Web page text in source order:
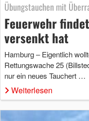
Übungstauchen mit
Feuerwehr
versenkt hat
Hamburg – Eigentlich
Rettungswache 25
nur ein neues Tauchert …
Weiterlesen